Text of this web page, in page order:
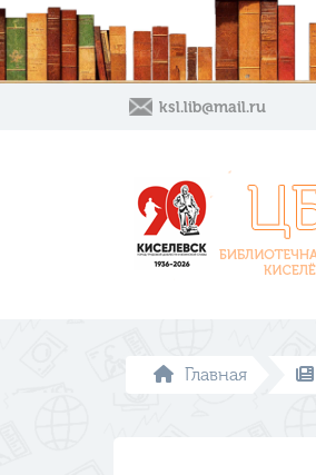
ksl.lib@mail.ru
Главная